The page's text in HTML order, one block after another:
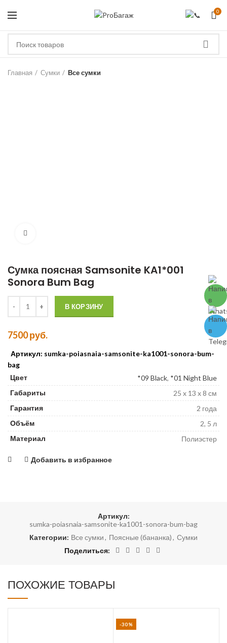
0
Главная Сумки Все сумки
Сумка поясная Samsonite KA1*001
Sonora Bum Bag
Количество Сумка поясная Samsonite KA1*001 Sonora Bum Bag
В КОРЗИНУ
7500руб.
Артикул: sumka-poiasnaia-samsonite-ka1001-sonora-bum-
bag
Цвет
*09 Black, *01 Night Blue
Габариты
25 x 13 x 8 см
Гарантия
2 года
Объём
2, 5 л
Материал
Полиэстер
Добавить в избранное
Артикул:
sumka-poiasnaia-samsonite-ka1001-sonora-bum-bag
Категории: Все сумки, Поясные (бананка), Сумки
Поделиться
ПОХОЖИЕ ТОВАРЫ
-30%